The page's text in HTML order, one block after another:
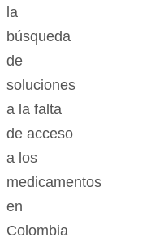
la
búsqueda
de
soluciones
a la falta
de acceso
a los
medicamentos
en
Colombia